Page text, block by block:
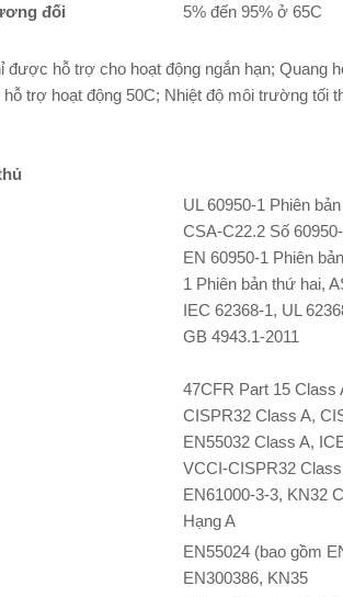
đối
5% đến 95% ở 65C
được hỗ trợ cho hoạt động ngắn hạn; Quang
trợ hoạt động 50C; Nhiệt độ môi trường tối
UL 60950-1 Phiên
CSA-C22.2 Số
EN 60950-1 Phiên
1 Phiên bản thứ hai,
IEC 62368-1, UL
GB 4943.1-2011
47CFR Part 15 Class
CISPR32 Class A,
EN55032 Class A,
VCCI-CISPR32
EN61000-3-3, KN32
Hạng A
EN55024 (bao gồm
EN300386, KN35